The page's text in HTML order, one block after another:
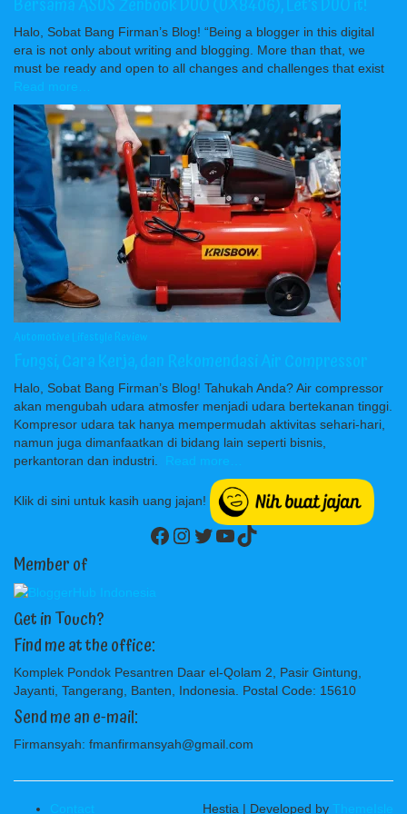
Halo, Sobat Bang Firman’s Blog! “Being a blogger in this digital
era is not only about writing and blogging. More than that, we
must be ready and open to all changes and challenges that exist
Read more…
Automotive Lifestyle Review
Fungsi, Cara Kerja, dan Rekomendasi Air Compressor
Halo, Sobat Bang Firman’s Blog! Tahukah Anda? Air compressor
akan mengubah udara atmosfer menjadi udara bertekanan tinggi.
Kompresor udara tak hanya mempermudah aktivitas sehari-hari,
namun juga dimanfaatkan di bidang lain seperti bisnis,
perkantoran dan industri.
Read more…
Klik di sini untuk kasih uang jajan!
Facebook
Instagram
Twitter
YouTube
TikTok
Member of
Get in Touch?
Find me at the office:
Komplek Pondok Pesantren Daar el-Qolam 2, Pasir Gintung,
Jayanti, Tangerang, Banten, Indonesia. Postal Code: 15610
Send me an e-mail:
Firmansyah: fmanfirmansyah@gmail.com
Contact
Hestia | Developed by ThemeIsle